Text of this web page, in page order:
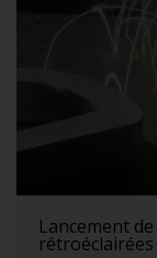
Lancement
rétroéclairées